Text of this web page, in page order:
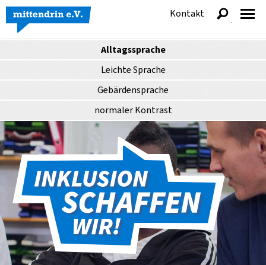
Alltagssprache
Leichte Sprache
Gebärdensprache
normalerKontrast
Kontakt
anzeigen